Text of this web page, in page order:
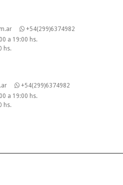
+54(299)6374982
a 19:00 hs.
hs.
+54(299)6374982
a 19:00 hs.
hs.